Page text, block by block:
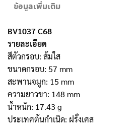
ข้อมูลเพิ่มเติม
BV1037 C68
รายละเอียด
สีตัวกรอบ: ส้มใส
ขนาดกรอบ: 57 mm
สะพานจมูก: 15 mm
ความยาวขา: 148 mm
น้ำหนัก: 17.43 g
ประเทศต้นกำเนิด: ฝรั่งเศส